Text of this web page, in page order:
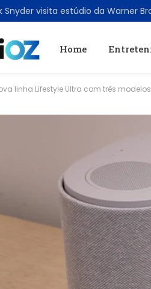
Home
linha Lifestyle Ultra com três